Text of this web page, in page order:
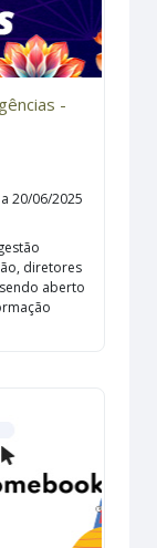
-
20/06/2025
diretores
aberto
CHROMEBOOK